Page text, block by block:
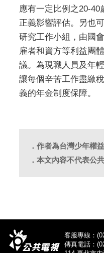
應有一定比例之20-
正義影響評估。另也
研究工作小組，由國
雇者和資方等利益團
議。為現職人員及年
讓每個辛苦工作盡繳
義的年金制度保障。
．作者為台灣少年權
．本文內容不代表公
客服專線：
傳真電話：